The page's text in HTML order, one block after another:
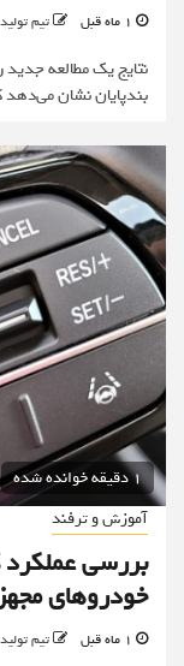
تیم
بندپایان نشان
1 دقیقه خوانده شده
آموزش و ترفند
بررسی عملکرد
خودروهای
تیم